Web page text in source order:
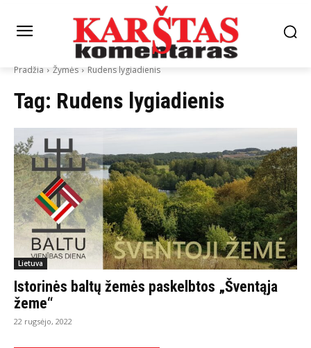
Pradžia Žymės Rudens lygiadienis
Tag: Rudens lygiadienis
Lietuva
Istorinės baltų žemės paskelbtos „Šventąja
žeme“
22 rugsėjo, 2022